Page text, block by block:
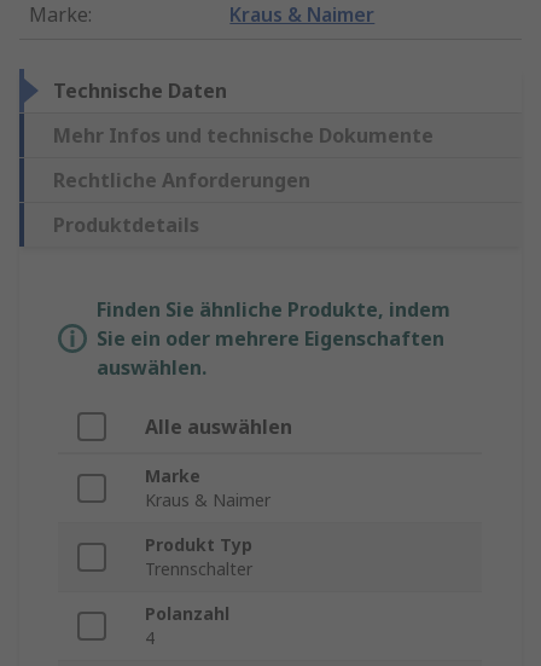
Marke: Kraus & Naimer
Technische Daten
Mehr Infos und technische Dokumente
Rechtliche Anforderungen
Produktdetails
Finden Sie ähnliche Produkte, indem
Sie ein oder mehrere Eigenschaften
auswählen.
Alle auswählen
Marke
Kraus & Naimer
Produkt Typ
Trennschalter
Polanzahl
4